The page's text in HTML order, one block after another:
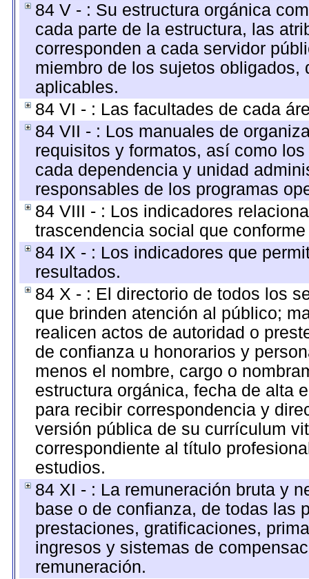
84 V - : Su estructura orgánica
cada parte de la estructura, las
corresponden a cada servidor
miembro de los sujetos
aplicables.
84 VI - : Las facultades de cada
84 VII - : Los manuales de
requisitos y formatos, así como
cada dependencia y unidad
responsables de los programas
84 VIII - : Los indicadores
trascendencia social que
84 IX - : Los indicadores que
resultados.
84 X - : El directorio de todos los
que brinden atención al público;
realicen actos de autoridad o
de confianza u honorarios y
menos el nombre, cargo o
estructura orgánica, fecha de alta
para recibir correspondencia y
versión pública de su currículum
correspondiente al título
estudios.
84 XI - : La remuneración bruta y
base o de confianza, de todas las
prestaciones, gratificaciones,
ingresos y sistemas de
remuneración.